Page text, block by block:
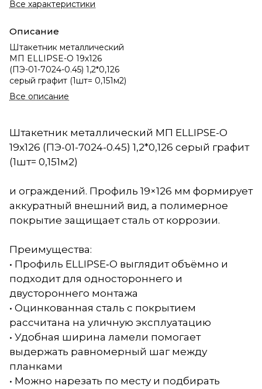
Все характеристики
Описание
Штакетник металлический
МП ELLIPSE-О 19х126
(ПЭ-01-7024-0.45) 1,2*0,126
серый графит (1шт= 0,151м2)
Все описание
Штакетник металлический МП ELLIPSE-О
19х126 (ПЭ-01-7024-0.45) 1,2*0,126 серый графит
(1шт= 0,151м2)
и ограждений. Профиль 19×126 мм формирует
аккуратный внешний вид, а полимерное
покрытие защищает сталь от коррозии.
Преимущества:
• Профиль ELLIPSE‑O выглядит объёмно и
подходит для одностороннего и
двустороннего монтажа
• Оцинкованная сталь с покрытием
рассчитана на уличную эксплуатацию
• Удобная ширина ламели помогает
выдержать равномерный шаг между
планками
• Можно нарезать по месту и подбирать